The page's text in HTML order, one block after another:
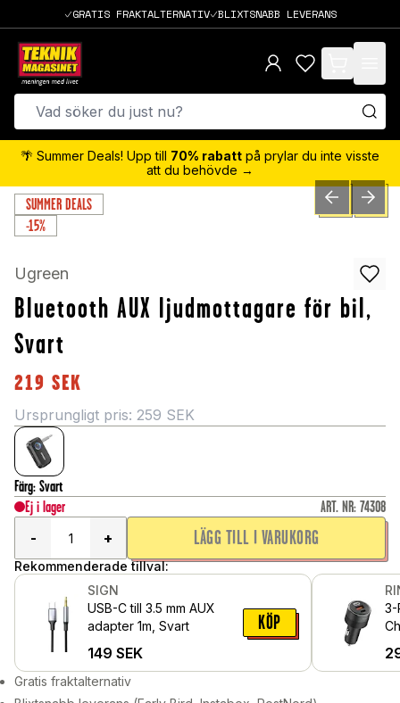
GRATIS FRAKTALTERNATIV BLIXTSNABB LEVERANS
items in cart,
🌴 Summer Deals! Upp till 70% rabatt på prylar du inte visste
att du behövde →
SUMMER DEALS
-15%
0/4 PREVIOUSNEXT
Ugreen
Bluetooth AUX ljudmottagare för bil,
Svart
219 SEK
Ursprungligt pris: 259 SEK
Färg: Svart
Ej i lager
ART. NR: 74308
-
+ LÄGG TILL I VARUKORG
Rekommenderade tillval:
SIGN
USB-C till 3.5 mm AUX
adapter 1m, Svart
149 SEK
KÖP
3-
Gratis fraktalternativ